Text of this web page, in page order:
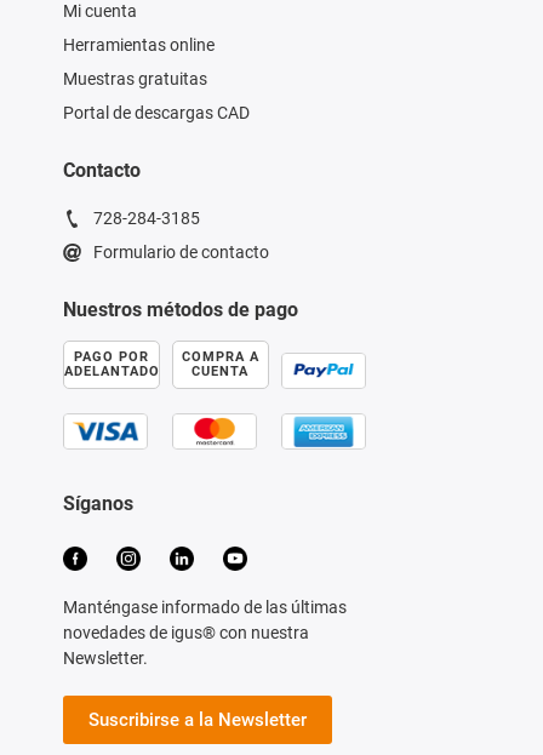
Mi cuenta
Herramientas online
Muestras gratuitas
Portal de descargas CAD
Contacto
728-284-3185
Formulario de contacto
Nuestros métodos de pago
PAGO POR
ADELANTADO
COMPRA A
CUENTA
Síganos
Manténgase informado de las últimas
novedades de igus® con nuestra
Newsletter.
Suscribirse a la Newsletter